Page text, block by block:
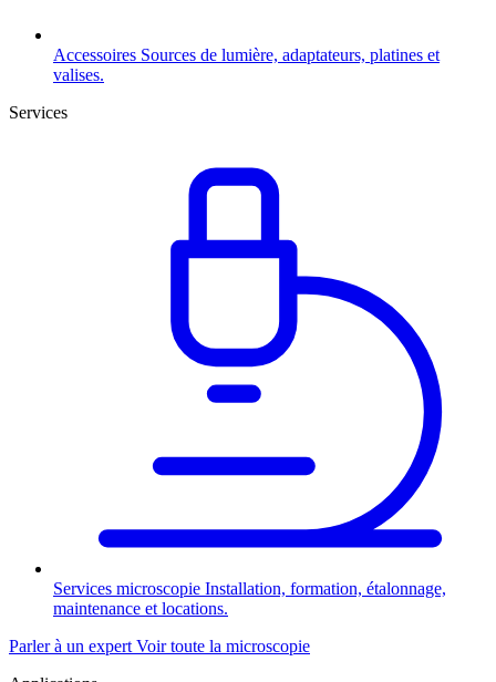
Accessoires Sources de lumière, adaptateurs, platines et
valises.
Services
Services microscopie Installation, formation, étalonnage,
maintenance et locations.
Parler à un expert Voir toute la microscopie